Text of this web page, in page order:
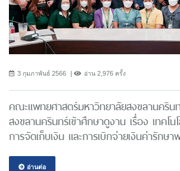
3 กุมภาพันธ์ 2566 อ่าน 2,976 ครั้ง
คณะแพทยศาสตร์มหาวิทยาลัยสงขลานคริน
สงขลานครินทร์เข้าศึกษาดูงาน เรื่อง เทคโน
การจัดเก็บเงิน และการเบิกจ่ายเงินค่ารักษ
อ่านต่อ